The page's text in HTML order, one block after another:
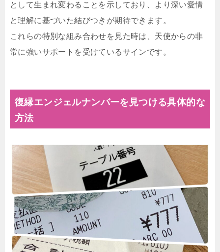
として生まれ変わることを示しており、より深い愛情
と理解に基づいた結びつきが期待できます。
これらの特別な組み合わせを見た時は、天使からの非
常に強いサポートを受けているサインです。
復縁エンジェルナンバーを見つける具体的な
方法